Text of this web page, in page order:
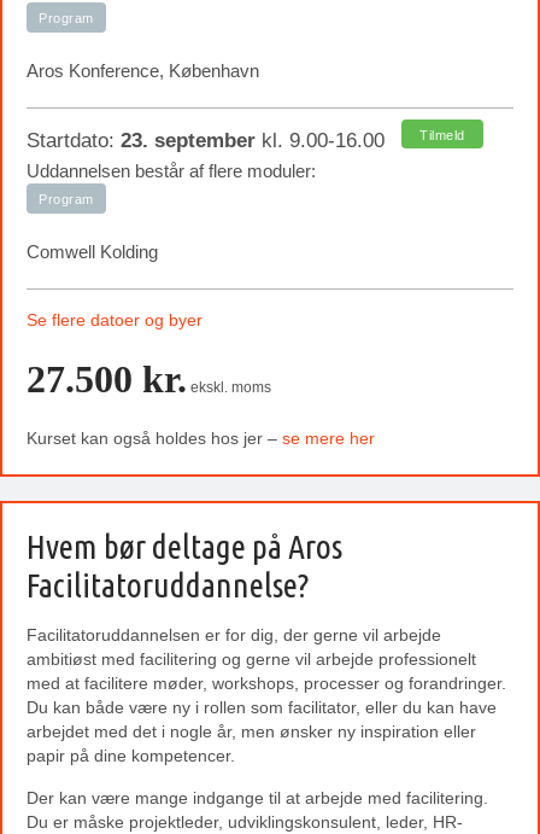
Program
Aros Konference, København
Startdato: 23. september kl. 9.00-16.00 Tilmeld
Uddannelsen består af flere moduler:
Program
Comwell Kolding
Se flere datoer og byer
27.500 kr. ekskl. moms
Kurset kan også holdes hos jer – se mere her
Hvem bør deltage på Aros
Facilitatoruddannelse?
Facilitatoruddannelsen er for dig, der gerne vil arbejde
ambitiøst med facilitering og gerne vil arbejde professionelt
med at facilitere møder, workshops, processer og forandringer.
Du kan både være ny i rollen som facilitator, eller du kan have
arbejdet med det i nogle år, men ønsker ny inspiration eller
papir på dine kompetencer.
Der kan være mange indgange til at arbejde med facilitering.
Du er måske projektleder, udviklingskonsulent, leder, HR-